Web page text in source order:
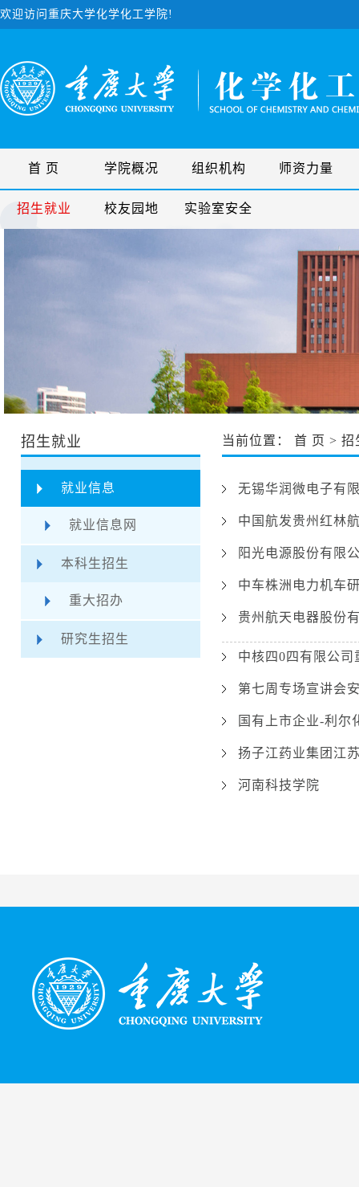
欢迎访问重庆大学化学化工学院!
首 页 学院概况 组织机构 师资力量
招生就业 校友园地 实验室安全
招生就业
就业信息
就业信息网
本科生招生
重大招办
研究生招生
当前位置： 首 页 > 招
无锡华润微电子有
中国航发贵州红林
阳光电源股份有限
中车株洲电力机车
贵州航天电器股份
中核四0四有限公
第七周专场宣讲会
国有上市企业-利尔
扬子江药业集团江
河南科技学院